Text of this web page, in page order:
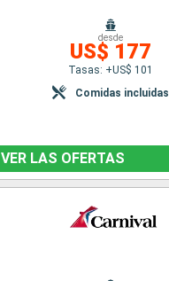
desde
US$ 177
Tasas: +US$ 101
Comidas incluidas
VER LAS OFERTAS